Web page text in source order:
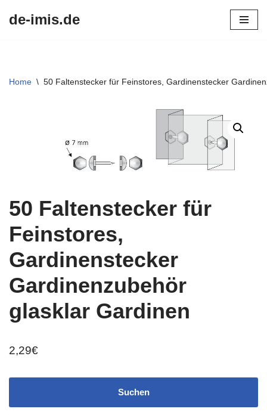
de-imis.de
Home \ 50 Faltenstecker für Feinstores, Gardinenstecker
50 Faltenstecker für
Feinstores,
Gardinenstecker
Gardinenzubehör
glasklar Gardinen
2,29€
Suchen